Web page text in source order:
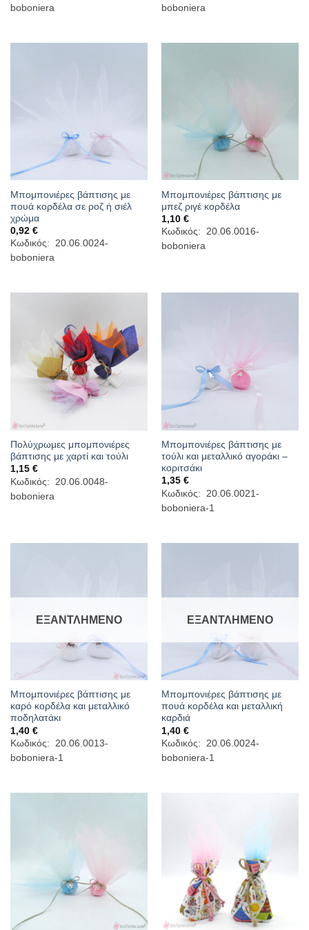
boboniera
boboniera
Μπομπονιέρες βάπτισης με
πουά κορδέλα σε ροζ ή σιέλ
χρώμα
0,92 €
Κωδικός: 20.06.0024-
boboniera
Μπομπονιέρες βάπτισης με
μπεζ ριγέ κορδέλα
1,10 €
Κωδικός: 20.06.0016-
boboniera
Πολύχρωμες μπομπονιέρες
βάπτισης με χαρτί και τούλι
1,15 €
Κωδικός: 20.06.0048-
boboniera
Μπομπονιέρες βάπτισης με
τούλι και μεταλλικό αγοράκι –
κοριτσάκι
1,35 €
Κωδικός: 20.06.0021-
boboniera-1
ΕΞΑΝΤΛΗΜΈΝΟ
Μπομπονιέρες βάπτισης με
καρό κορδέλα και μεταλλικό
ποδηλατάκι
1,40 €
Κωδικός: 20.06.0013-
boboniera-1
ΕΞΑΝΤΛΗΜΈΝΟ
Μπομπονιέρες βάπτισης με
πουά κορδέλα και μεταλλική
καρδιά
1,40 €
Κωδικός: 20.06.0024-
boboniera-1